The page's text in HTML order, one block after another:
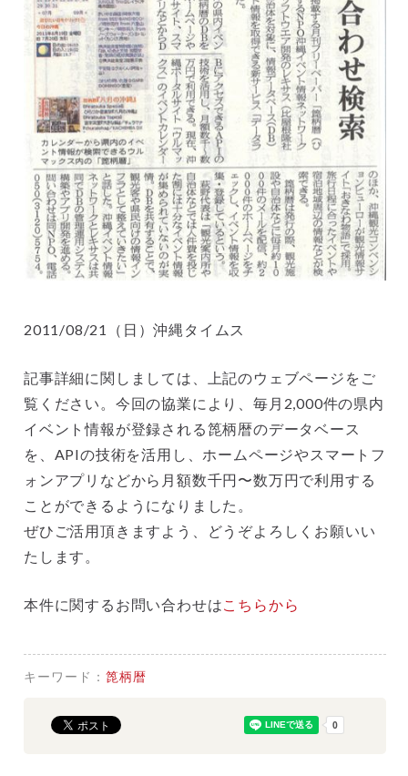
2011/08/21（日）沖縄タイムス
記事詳細に関しましては、上記のウェブページをご
覧ください。今回の協業により、毎月2,000件の県内
イベント情報が登録される箆柄暦のデータベース
を、APIの技術を活用し、ホームページやスマートフ
ォンアプリなどから月額数千円〜数万円で利用する
ことができるようになりました。
ぜひご活用頂きますよう、どうぞよろしくお願いい
たします。
本件に関するお問い合わせはこちらから
キーワード：箆柄暦